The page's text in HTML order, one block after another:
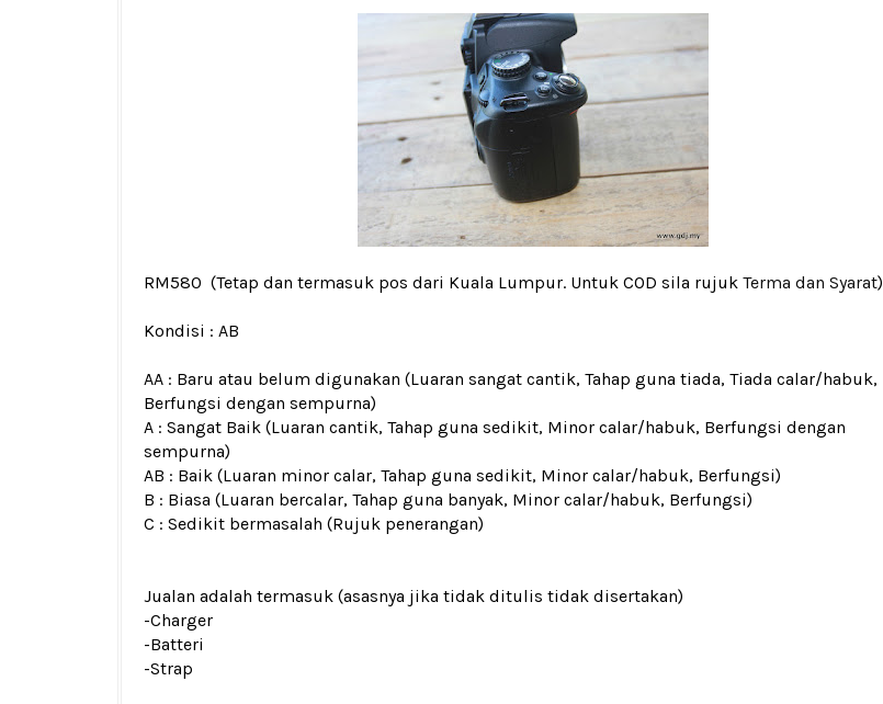
RM580 (Tetap dan termasuk pos dari Kuala Lumpur. Untuk COD sila rujuk Terma dan Syarat)
Kondisi : AB
AA : Baru atau belum digunakan (Luaran sangat cantik, Tahap guna tiada, Tiada calar/habuk,
Berfungsi dengan sempurna)
A : Sangat Baik (Luaran cantik, Tahap guna sedikit, Minor calar/habuk, Berfungsi dengan
sempurna)
AB : Baik (Luaran minor calar, Tahap guna sedikit, Minor calar/habuk, Berfungsi)
B : Biasa (Luaran bercalar, Tahap guna banyak, Minor calar/habuk, Berfungsi)
C : Sedikit bermasalah (Rujuk penerangan)
Jualan adalah termasuk (asasnya jika tidak ditulis tidak disertakan)
-Charger
-Batteri
-Strap